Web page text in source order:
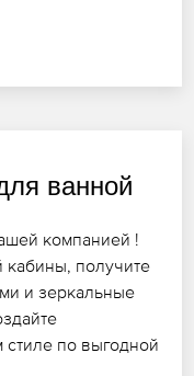
ванной
компанией !
получите
и зеркальные
по выгодной